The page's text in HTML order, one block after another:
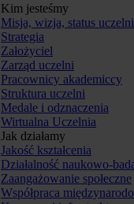
Kim jesteśmy
Misja, wizja, status uczelni
Strategia
Założyciel
Zarząd uczelni
Pracownicy akademiccy
Struktura uczelni
Medale i odznaczenia
Wirtualna Uczelnia
Jak działamy
Jakość kształcenia
Działalność naukowo-
Zaangażowanie społeczne
Współpraca